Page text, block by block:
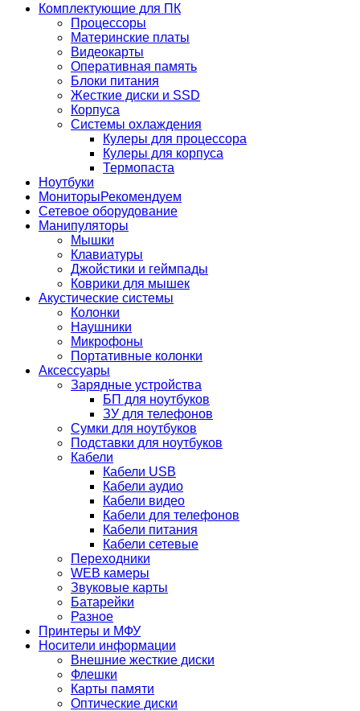
Комплектующие для ПК
Процессоры
Материнские платы
Видеокарты
Оперативная память
Блоки питания
Жесткие диски и SSD
Корпуса
Системы охлаждения
Кулеры для процессора
Кулеры для корпуса
Термопаста
Ноутбуки
МониторыРекомендуем
Сетевое оборудование
Манипуляторы
Мышки
Клавиатуры
Джойстики и геймпады
Коврики для мышек
Акустические системы
Колонки
Наушники
Микрофоны
Портативные колонки
Аксессуары
Зарядные устройства
БП для ноутбуков
ЗУ для телефонов
Сумки для ноутбуков
Подставки для ноутбуков
Кабели
Кабели USB
Кабели аудио
Кабели видео
Кабели для телефонов
Кабели питания
Кабели сетевые
Переходники
WEB камеры
Звуковые карты
Батарейки
Разное
Принтеры и МФУ
Носители информации
Внешние жесткие диски
Флешки
Карты памяти
Оптические диски